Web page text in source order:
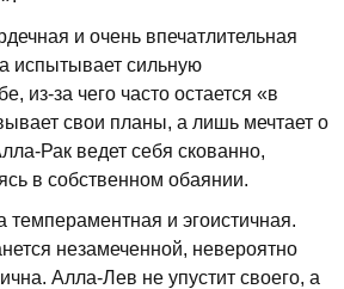
и очень впечатлительная
испытывает сильную
из-за чего часто остается «в
свои планы, а лишь мечтает о
Рак ведет себя скованно,
в собственном обаянии.
и эгоистичная.
незамеченной, невероятно
Алла-Лев не упустит своего, а